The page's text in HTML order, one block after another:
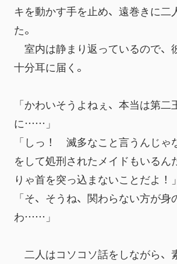
キを動かす手を止め、遠巻きに二
た。
室内は静まり返っているので、
十分耳に届く。
「かわいそうよねぇ、本当は第二
に……」
「しっ！　滅多なこと言うんじ
をして処刑されたメイドもいるん
りゃ首を突っ込まないことだよ！」
「そ、そうね、関わらない方が身
わ……」
二人はコソコソ話をしながら、